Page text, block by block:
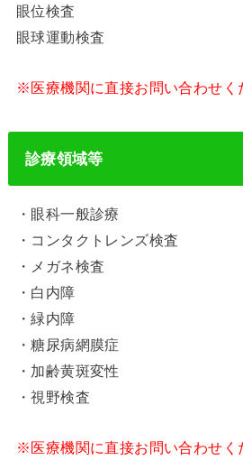
眼位検査
眼球運動検査
※医療機関に直接お問い合わせく
診療領域等
・眼科一般診療
・コンタクトレンズ検査
・メガネ検査
・白内障
・緑内障
・糖尿病網膜症
・加齢黄斑変性
・視野検査
※医療機関に直接お問い合わせく